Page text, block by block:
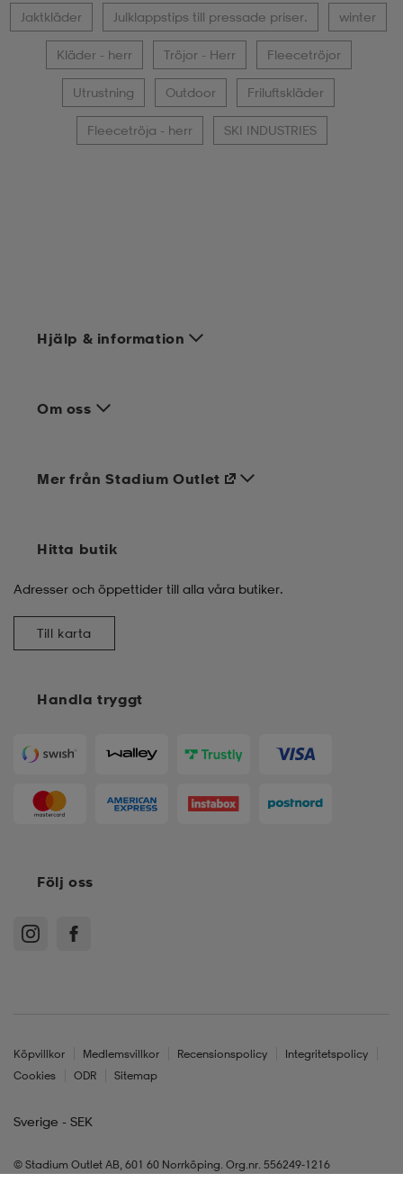
Jaktkläder Julklappstips till pressade priser. winter
Kläder - herr Tröjor - Herr Fleecetröjor
Utrustning Outdoor Friluftskläder
Fleecetröja - herr SKI INDUSTRIES
Hjälp & information
Om oss
Handla tryggt
Mer från Stadium Outlet
Hitta butik
Adresser och öppettider till alla våra butiker.
Till karta
Följ oss
Köpvillkor Medlemsvillkor Recensionspolicy
Integritetspolicy
Cookies
ODR Sitemap
Sverige - SEK
© Stadium Outlet AB, 601 60 Norrköping. Org.nr. 556249-1216